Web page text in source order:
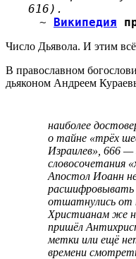
616).
~ Википедия
Число Дьявола. И этим всё
В православном
дьяконом Андреем
наиболее
о тайне «трёх
Израилев», 666 —
словосочетания
Апостол Иоанн
расшифровывать
отшатнулись от
Христианам же
пришёл
метки или ещё
времени